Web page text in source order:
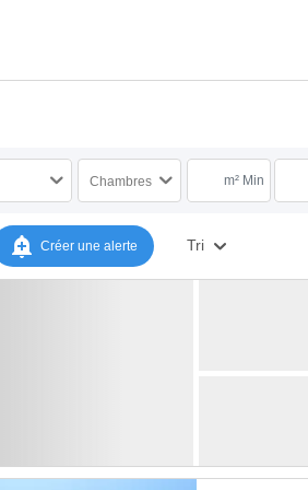
Chambres m² Min
Créer une alerte Tri